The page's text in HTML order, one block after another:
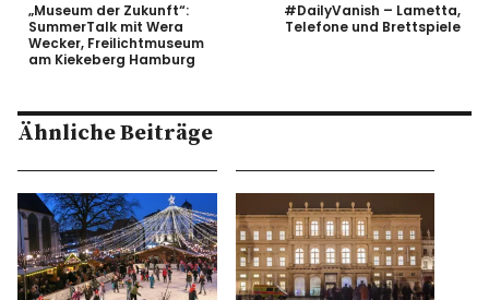
„Museum der Zukunft“:
SummerTalk mit Wera
Wecker, Freilichtmuseum
am Kiekeberg Hamburg
#DailyVanish – Lametta,
Telefone und Brettspiele
Ähnliche Beiträge